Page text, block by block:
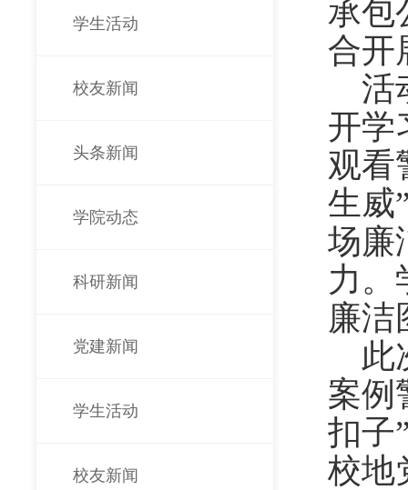
学生活动
校友新闻
头条新闻
学院动态
科研新闻
党建新闻
学生活动
校友新闻
承包
合开
活
开学
观看
生威
场廉
力。
廉洁
此
案例
扣子
校地